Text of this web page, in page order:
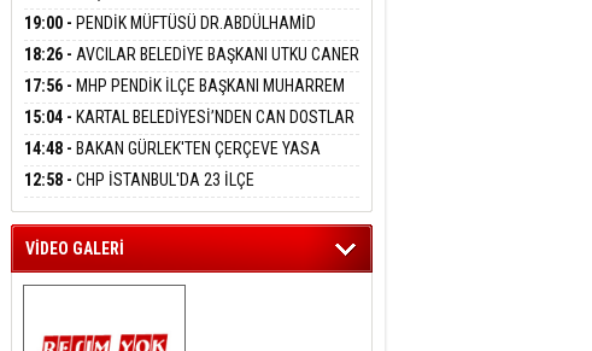
ADANMAK
Meltem Kaynas
AFFETMEYECEĞİM!
GELİYOR
DALGADA 15 GÖZALTI
19:00 - PENDİK MÜFTÜSÜ DR.ABDÜLHAMİD
PEHLİVAN BASIN MENSUPLARINI AĞIRLADI
18:26 - AVCILAR BELEDİYE BAŞKANI UTKU CANER
ÇANKAYA HAKKINDA TAHLİYE KARARI
17:56 - MHP PENDİK İLÇE BAŞKANI MUHARREM
KIR KARTAL ORDULULAR DERNEĞİ HEYETİNİ
AĞIRLADI
15:04 - KARTAL BELEDİYESİ’NDEN CAN DOSTLAR
İÇİN DEV YATIRIM!
14:48 - BAKAN GÜRLEK'TEN ÇERÇEVE YASA
AÇIKLAMASI:''KIRMIZI ÇİZGİMİZ ŞEHİT AİLELERİ
VE GAZİLERİMİZİN HASSASİYETİDİR''
12:58 - CHP İSTANBUL'DA 23 İLÇE
BAŞKANLIĞI'NDA ATAMALAR GERÇEKLEŞTİ
VİDEO GALERİ